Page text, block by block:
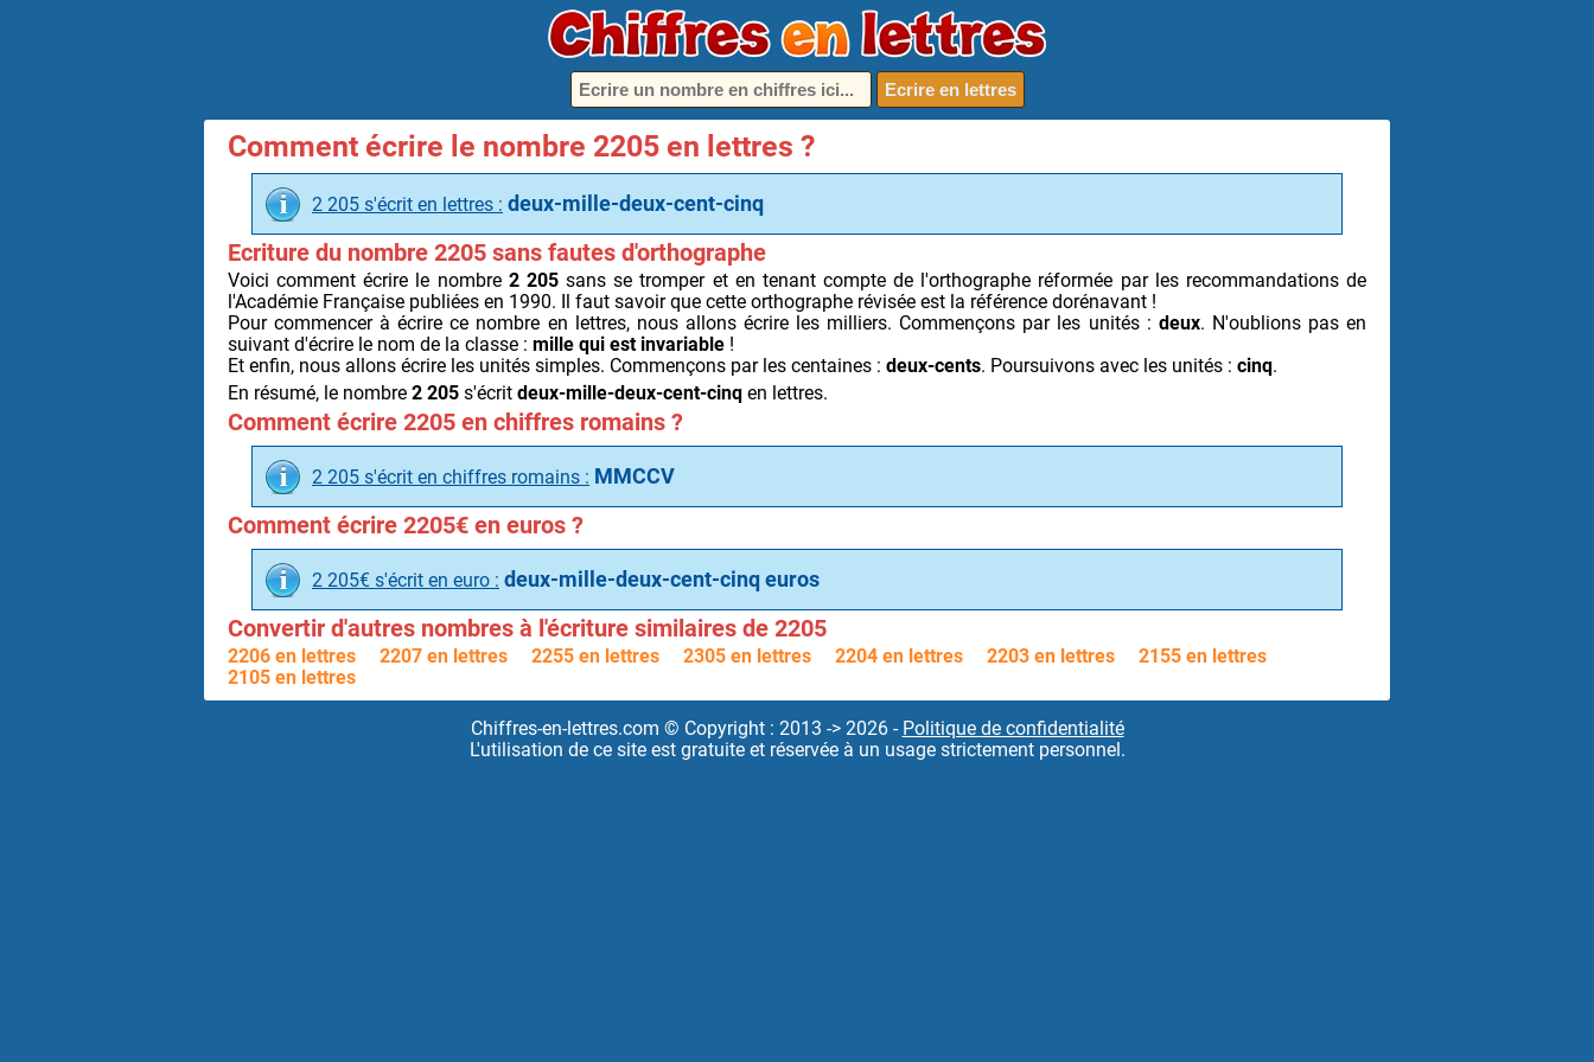
Ecrire en lettres
Comment écrire le nombre 2205 en lettres ?
2 205 s'écrit en lettres : deux-mille-deux-cent-cinq
Ecriture du nombre 2205 sans fautes d'orthographe
Voici comment écrire le nombre 2 205sans se tromper et en tenant compte de l'orthographe réformée par les recommandations de
l'Académie Française publiées en 1990. Il faut savoir que cette orthographe révisée est la référence dorénavant !
Pour commencer à écrire ce nombre en lettres, nous allons écrire les milliers. Commençons par les unités : deux. N'oublions pas en
suivant d'écrire le nom de la classe : mille qui est invariable !
Et enfin, nous allons écrire les unités simples. Commençons par les centaines : deux-cents. Poursuivons avec les unités : cinq.
En résumé, le nombre 2 205 s'écrit deux-mille-deux-cent-cinq en lettres.
Comment écrire 2205 en chiffres romains ?
2 205 s'écrit en chiffres romains : MMCCV
Comment écrire 2205€ en euros ?
2 205€ s'écrit en euro : deux-mille-deux-cent-cinq euros
Convertir d'autres nombres à l'écriture similaires de 2205
2206 en lettres 2207 en lettres 2255 en lettres 2305 en lettres 2204 en lettres 2203 en lettres
2155 en lettres
2105 en lettres
Chiffres-en-lettres.com © Copyright : 2013 -> 2026 - Politique de confidentialité
L'utilisation de ce site est gratuite et réservée à un usage strictement personnel.